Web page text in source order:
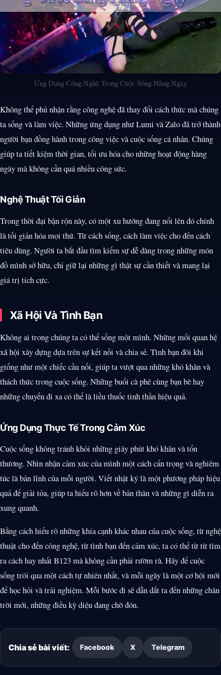
Ứng Dụng Công Nghệ Trong Cuộc Sống Hằng Ngày
Không thể phủ nhận rằng công nghệ đã thay đổi cách thức mà chúng
ta sống và làm việc. Những ứng dụng như Lumi và Zalo đã trở thành
người bạn đồng hành trong công việc và cuộc sống cá nhân. Chúng
giúp ta tiết kiệm thời gian, tối ưu hóa cho những hoạt động hàng
ngày mà không cần quá nhiều công sức.
Nghệ Thuật Tối Giản
Trong thời đại bận rộn này, có một xu hướng đang nổi lên đó chính
là tối giản hóa mọi thứ. Từ cách sống, cách làm việc cho đến cách
tiêu dùng. Người ta bắt đầu tìm kiếm sự dễ dàng trong những món
đồ mình sở hữu, chỉ giữ lại những gì thật sự cần thiết và mang lại
giá trị tích cực.
Xã Hội Và Tình Bạn
Không ai trong chúng ta có thể sống một mình. Những mối quan hệ
xã hội xây dựng dựa trên sự kết nối và chia sẻ. Tình bạn đôi khi
giống như một chiếc cầu nối, giúp ta vượt qua những khó khăn và
thách thức trong cuộc sống. Những buổi cà phê cùng bạn bè hay
những chuyến đi xa có thể là liều thuốc tinh thần hiệu quả.
Ứng Dụng Thực Tế Trong Cảm Xúc
Cuộc sống không tránh khỏi những giây phút khó khăn và tổn
thương. Nhìn nhận cảm xúc của mình một cách cẩn trọng và nghiêm
túc là bản lĩnh của mỗi người. Viết nhật ký là một phương pháp hiệu
quả để giải tỏa, giúp ta hiểu rõ hơn về bản thân và những gì diễn ra
xung quanh.
Bằng cách hiểu rõ những khía cạnh khác nhau của cuộc sống, từ nghệ
thuật cho đến công nghệ, từ tình bạn đến cảm xúc, ta có thể từ từ tìm
ra cách hay nhất B123 mà không cần phải rườm rà. Hãy để cuộc
sống trôi qua một cách tự nhiên nhất, và mỗi ngày là một cơ hội mới
để học hỏi và trải nghiệm. Mỗi bước đi sẽ dẫn dắt ta đến những chân
trời mới, những điều kỳ diệu đang chờ đón.
Chia sẻ bài viết: Facebook X Telegram